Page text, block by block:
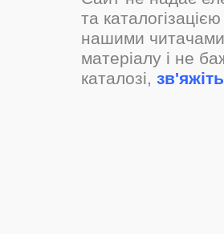
та
нашими
матеріалу і не
каталозі,